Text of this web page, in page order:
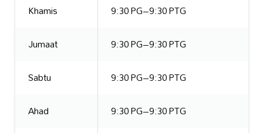
Khamis
9:30 PG–9:30 PTG
Jumaat
9:30 PG–9:30 PTG
Sabtu
9:30 PG–9:30 PTG
Ahad
9:30 PG–9:30 PTG